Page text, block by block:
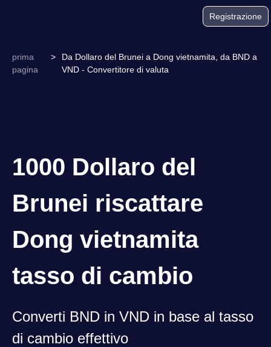
Registrazione
prima
pagina
>
Da Dollaro del Brunei a Dong vietnamita, da BND a
VND - Convertitore di valuta
1000 Dollaro del
Brunei riscattare
Dong vietnamita
tasso di cambio
Converti BND in VND in base al tasso
di cambio effettivo